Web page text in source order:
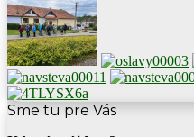
Sme tu pre Vás